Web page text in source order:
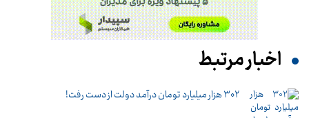
اخبار مرتبط
۳۰۲ هزار میلیارد تومان درآمد دولت از دست رفت!